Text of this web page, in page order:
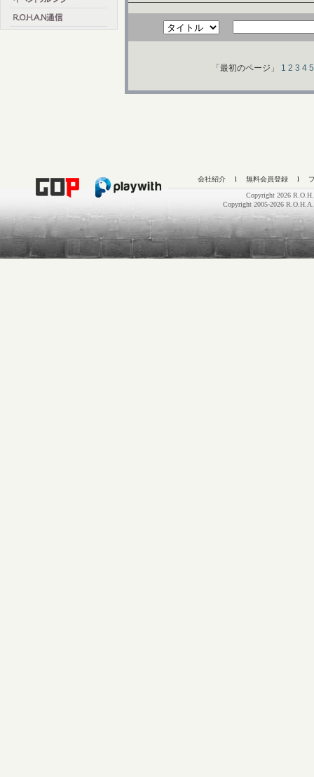
「最初のページ」 1 2 3 4 5
会社紹介 l 無料会員登録 l
Copyright 2026
Copyright 2005-2026